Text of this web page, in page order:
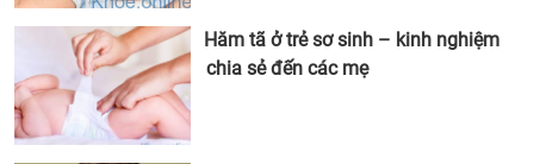
Hăm tã ở trẻ sơ sinh – kinh nghiệm
chia sẻ đến các mẹ